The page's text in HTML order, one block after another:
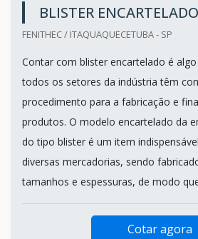
BLISTER ENCARTELADO
FENITHEC / ITAQUAQUECETUBA - SP
Contar com blister encartelado é
todos os setores da indústria têm
procedimento para a fabricação e
produtos. O modelo encartelado da
do tipo blister é um item
diversas mercadorias, sendo
tamanhos e espessuras, de modo
Cotar agora